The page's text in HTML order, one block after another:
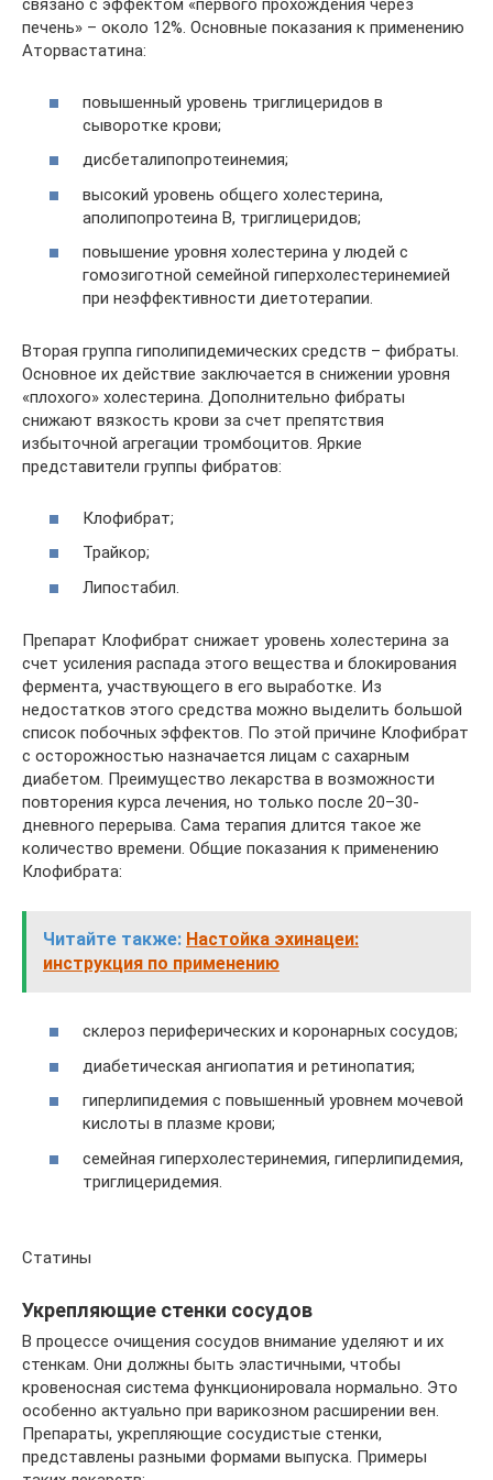
связано с эффектом «первого прохождения через
печень» – около 12%. Основные показания к применению
Аторвастатина:
повышенный уровень триглицеридов в
сыворотке крови;
дисбеталипопротеинемия;
высокий уровень общего холестерина,
аполипопротеина В, триглицеридов;
повышение уровня холестерина у людей с
гомозиготной семейной гиперхолестеринемией
при неэффективности диетотерапии.
Вторая группа гиполипидемических средств – фибраты.
Основное их действие заключается в снижении уровня
«плохого» холестерина. Дополнительно фибраты
снижают вязкость крови за счет препятствия
избыточной агрегации тромбоцитов. Яркие
представители группы фибратов:
Клофибрат;
Трайкор;
Липостабил.
Препарат Клофибрат снижает уровень холестерина за
счет усиления распада этого вещества и блокирования
фермента, участвующего в его выработке. Из
недостатков этого средства можно выделить большой
список побочных эффектов. По этой причине Клофибрат
с осторожностью назначается лицам с сахарным
диабетом. Преимущество лекарства в возможности
повторения курса лечения, но только после 20–30-
дневного перерыва. Сама терапия длится такое же
количество времени. Общие показания к применению
Клофибрата:
Читайте также: Настойка эхинацеи:
инструкция по применению
склероз периферических и коронарных сосудов;
диабетическая ангиопатия и ретинопатия;
гиперлипидемия с повышенный уровнем мочевой
кислоты в плазме крови;
семейная гиперхолестеринемия, гиперлипидемия,
триглицеридемия.
Статины
Укрепляющие стенки сосудов
В процессе очищения сосудов внимание уделяют и их
стенкам. Они должны быть эластичными, чтобы
кровеносная система функционировала нормально. Это
особенно актуально при варикозном расширении вен.
Препараты, укрепляющие сосудистые стенки,
представлены разными формами выпуска. Примеры